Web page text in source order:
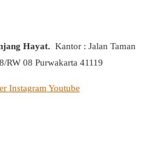
Hayat. Kantor : Jalan Taman
RW 08 Purwakarta 41119
Instagram Youtube